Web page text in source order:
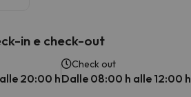
in e check-out
20:00 h
Check out
Dalle 08:00 h alle 12:00 h